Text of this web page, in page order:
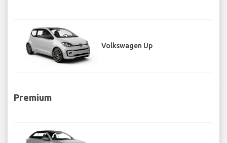
Volkswagen Up
Premium